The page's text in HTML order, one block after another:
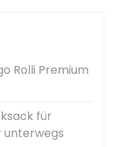
Rolli Premium
für
unterwegs